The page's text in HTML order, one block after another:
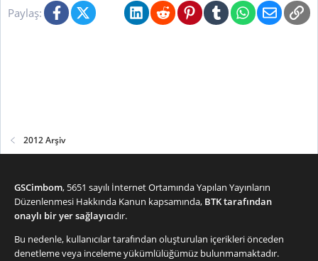
Paylaş: FacebookX (Twitter)BlueskyLinkedInRedditPinterestTumblrWhatsApp
E-posta
2012 Arşiv
GSCimbom, 5651 sayılı İnternet Ortamında Yapılan Yayınların
Düzenlenmesi Hakkında Kanun kapsamında, BTK tarafından
onaylı bir yer sağlayıcıdır.
Bu nedenle, kullanıcılar tarafından oluşturulan içerikleri önceden
denetleme veya inceleme yükümlülüğümüz bulunmamaktadır.